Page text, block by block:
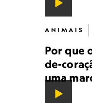
ANIMAIS
Por que
de-
uma